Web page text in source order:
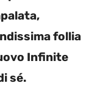
follia
Infinite
sé.